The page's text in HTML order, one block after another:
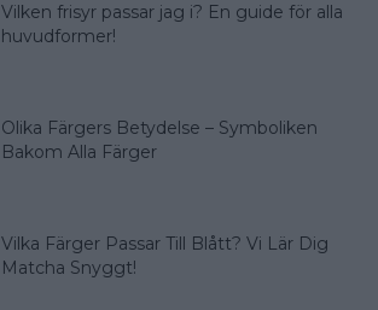
Vilken frisyr passar jag i? En guide för alla
huvudformer!
Olika Färgers Betydelse – Symboliken
Bakom Alla Färger
Vilka Färger Passar Till Blått? Vi Lär Dig
Matcha Snyggt!